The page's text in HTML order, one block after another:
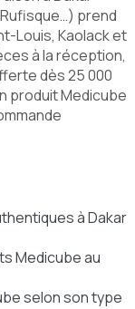
prend
Louis, Kaolack et
à la réception,
dès 25 000
produit Medicube
à Dakar
Medicube au
selon son type